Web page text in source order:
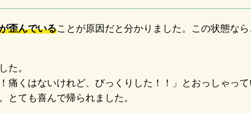
歪んでいることが原因だと分かりました。この状態な
た。
痛くはないけれど、びっくりした！！」とおっしゃっ
とても喜んで帰られました。